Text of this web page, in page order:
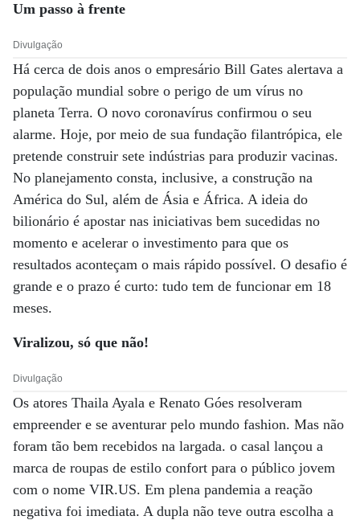
Um passo à frente
Divulgação
Há cerca de dois anos o empresário Bill Gates alertava a
população mundial sobre o perigo de um vírus no
planeta Terra. O novo coronavírus confirmou o seu
alarme. Hoje, por meio de sua fundação filantrópica, ele
pretende construir sete indústrias para produzir vacinas.
No planejamento consta, inclusive, a construção na
América do Sul, além de Ásia e África. A ideia do
bilionário é apostar nas iniciativas bem sucedidas no
momento e acelerar o investimento para que os
resultados aconteçam o mais rápido possível. O desafio é
grande e o prazo é curto: tudo tem de funcionar em 18
meses.
Viralizou, só que não!
Divulgação
Os atores Thaila Ayala e Renato Góes resolveram
empreender e se aventurar pelo mundo fashion. Mas não
foram tão bem recebidos na largada. o casal lançou a
marca de roupas de estilo confort para o público jovem
com o nome VIR.US. Em plena pandemia a reação
negativa foi imediata. A dupla não teve outra escolha a